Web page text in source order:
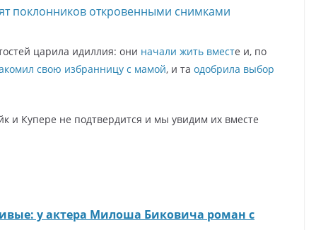
поклонников откровенными снимками
царила идиллия: они начали жить вместе и, по
свою избранницу с мамой, и та одобрила выбор
и Купере не подтвердится и мы увидим их вместе
у актера Милоша Биковича роман с